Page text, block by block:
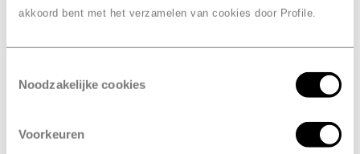
akkoord bent met het verzamelen van cookies door Profile.
Noodzakelijke cookies
Voorkeuren
Verschil groot en klein
onderhoud
Klein onderhoud
meer dan 25 punten. Zij controleren onder andere de
banden, verlichting, remblokken en het uitlaatsysteem.